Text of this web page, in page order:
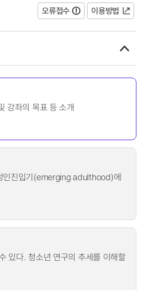
오류접수 이용방법
강좌의 목표 등 소개
인진입기(emerging adulthood)에
있다. 청소년 연구의 추세를 이해할